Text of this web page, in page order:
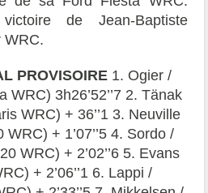
de Jean-Baptiste
WRC.
PROVISOIRE 1. Ogier /
3h26’52’’7 2. Tänak
WRC) + 36’’1 3. Neuville
+ 1’07’’5 4. Sordo /
WRC) + 2’02’’6 5. Evans
+ 2’06’’1 6. Lappi /